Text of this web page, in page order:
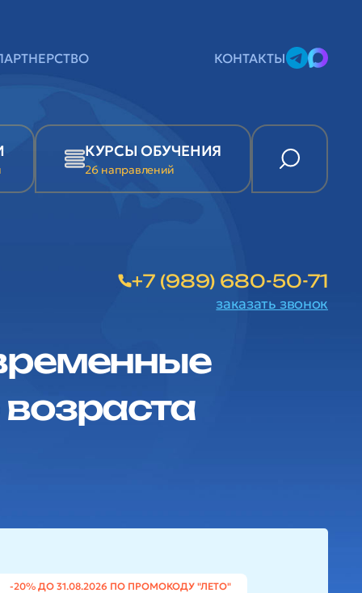
КОНТАКТЫ
КУРСЫ ОБУЧЕНИЯ
26 направлений
+7 (989) 680-50-71
заказать звонок
-20% ДО 31.08.2026 ПО ПРОМОКОДУ "ЛЕТО"